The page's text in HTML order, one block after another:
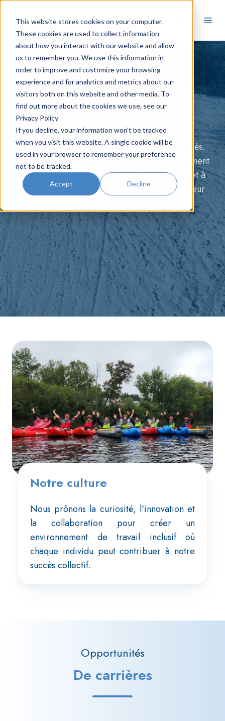
This website stores cookies on your computer.
These cookies are used to collect information
about how you interact with our website and allow
us to remember you. We use this information in
order to improve and customize your browsing
experience and for analytics and metrics about our
visitors both on this website and other media. To
find out more about the cookies we use, see our
Privacy Policy
If you decline, your information won’t be tracked
when you visit this website. A single cookie will be
used in your browser to remember your preference
not to be tracked.
Accept Decline
L'esprit d'équipe est au cœur de notre succès.
Nous croyons en la création d'un environnement
de travail dynamique et inspirant qui permet à
nos employés de s'épanouir et de réaliser leur
Notre culture
Nous prônons la curiosité, l'innovation et
la collaboration pour créer un
environnement de travail inclusif où
chaque individu peut contribuer à notre
succès collectif.
Opportunités
De carrières